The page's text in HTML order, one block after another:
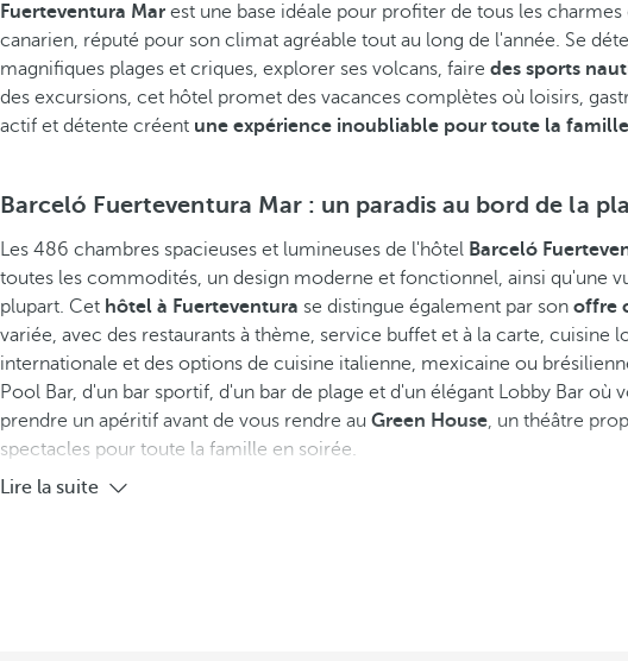
Fuerteventura Mar est une base idéale pour profiter de tous les charmes
canarien, réputé pour son climat agréable tout au long de l'année. Se
magnifiques plages et criques, explorer ses volcans, faire des sports
des excursions, cet hôtel promet des vacances complètes où loisirs,
actif et détente créent une expérience inoubliable pour toute la
Barceló Fuerteventura Mar : un paradis au bord de la
Les 486 chambres spacieuses et lumineuses de l'hôtel Barceló
toutes les commodités, un design moderne et fonctionnel, ainsi qu'une
plupart. Cet hôtel à Fuerteventura se distingue également par son offre
variée, avec des restaurants à thème, service buffet et à la carte, cuisine
internationale et des options de cuisine italienne, mexicaine ou
Pool Bar, d'un bar sportif, d'un bar de plage et d'un élégant Lobby Bar où
prendre un apéritif avant de vous rendre au Green House, un théâtre
spectacles pour toute la famille en soirée.
Lire la suite